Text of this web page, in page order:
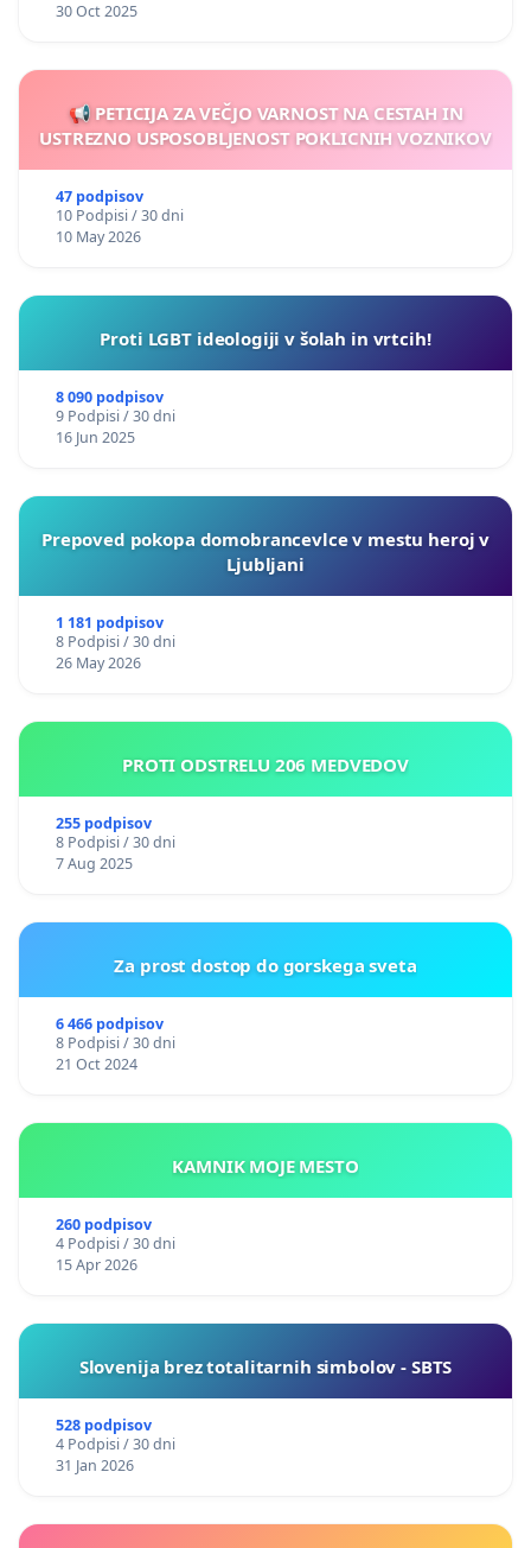
30 Oct 2025
📢 PETICIJA ZA VEČJO VARNOST NA CESTAH IN
USTREZNO USPOSOBLJENOST POKLICNIH VOZNIKOV
47 podpisov
10 Podpisi / 30 dni
10 May 2026
Proti LGBT ideologiji v šolah in vrtcih!
8 090 podpisov
9 Podpisi / 30 dni
16 Jun 2025
Prepoved pokopa domobrancevlce v mestu heroj v
Ljubljani
1 181 podpisov
8 Podpisi / 30 dni
26 May 2026
PROTI ODSTRELU 206 MEDVEDOV
255 podpisov
8 Podpisi / 30 dni
7 Aug 2025
Za prost dostop do gorskega sveta
6 466 podpisov
8 Podpisi / 30 dni
21 Oct 2024
KAMNIK MOJE MESTO
260 podpisov
4 Podpisi / 30 dni
15 Apr 2026
Slovenija brez totalitarnih simbolov - SBTS
528 podpisov
4 Podpisi / 30 dni
31 Jan 2026